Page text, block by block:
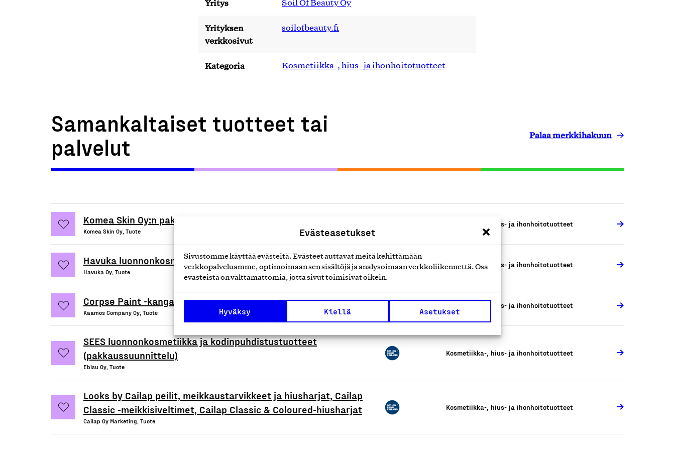
Evästeasetukset
Sivustomme käyttää evästeitä. Evästeet auttavat meitä kehittämään
verkkopalveluamme, optimoimaan sen sisältöjä ja analysoimaan verkkoliikennettä. Osa
evästeistä on välttämättömiä, jotta sivut toimisivat oikein.
Hyväksy Kiellä Asetukset
Yritys Soil Of Beauty Oy
Yrityksen
verkkosivut
soilofbeauty.fi
Kategoria Kosmetiikka-, hius- ja ihonhoitotuotteet
Samankaltaiset tuotteet tai
palvelut
Palaa merkkihakuun
Komea Skin Oy:n pakkaussunnittelu
Komea Skin Oy, Tuote
Kosmetiikka-, hius- ja ihonhoitotuotteet
Havuka luonnonkosmetiikkatuotteet (pakkaussuunnittelu)
Havuka Oy, Tuote
Kosmetiikka-, hius- ja ihonhoitotuotteet
Corpse Paint -kangasnaamiot
Kaamos Company Oy, Tuote
Kosmetiikka-, hius- ja ihonhoitotuotteet
SEES luonnonkosmetiikka ja kodinpuhdistustuotteet
(pakkaussuunnittelu)
Ebisu Oy, Tuote
Kosmetiikka-, hius- ja ihonhoitotuotteet
Looks by Cailap peilit, meikkaustarvikkeet ja hiusharjat, Cailap
Classic -meikkisiveltimet, Cailap Classic & Coloured-hiusharjat
Cailap Oy Marketing, Tuote
Kosmetiikka-, hius- ja ihonhoitotuotteet